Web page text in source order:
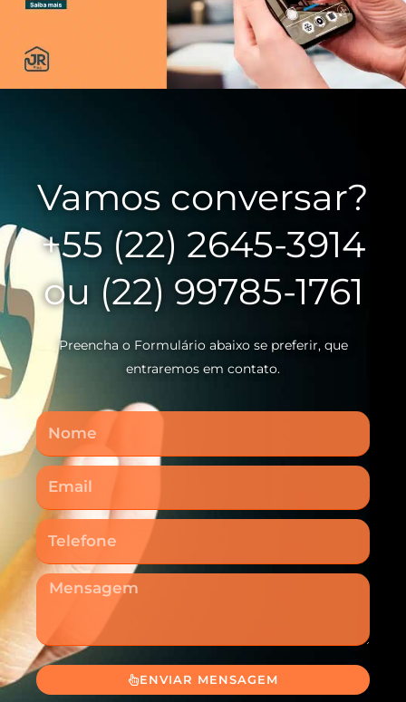
Vamos conversar?
+55 (22) 2645-3914
ou (22) 99785-1761
Preencha o Formulário abaixo se preferir, que
entraremos em contato.
Nome
Email
Telefone
Mensagem
ENVIAR MENSAGEM